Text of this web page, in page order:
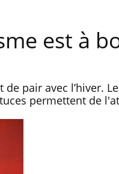
est à
pair avec l’hiver.
permettent de